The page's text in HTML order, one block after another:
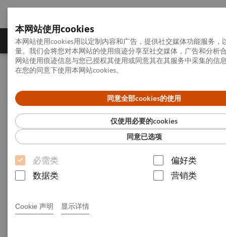
本网站使用cookies
本网站使用cookies用以定制内容和广告，提供社交媒体功能服务，
量。我们会将您对本网站的使用痕迹分享至社交媒体，广告和分析
网站使用痕迹信息与您已授权其使用或同意其在其服务中采集的信
在您的同意下使用本网站cookies。
同意全部cookies的使用
仅使用必要的cookies
同意已选项
必需类
偏好类
数据类
营销类
Cookie 声明 显示详情
产品一览 疾病与临床解决方案 相关信息
首页 影像诊断与治疗 CT计算机断层扫描仪
Head CTA
19-04-18